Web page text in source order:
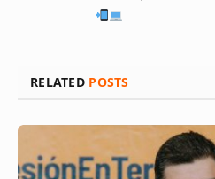
RELATED POSTS